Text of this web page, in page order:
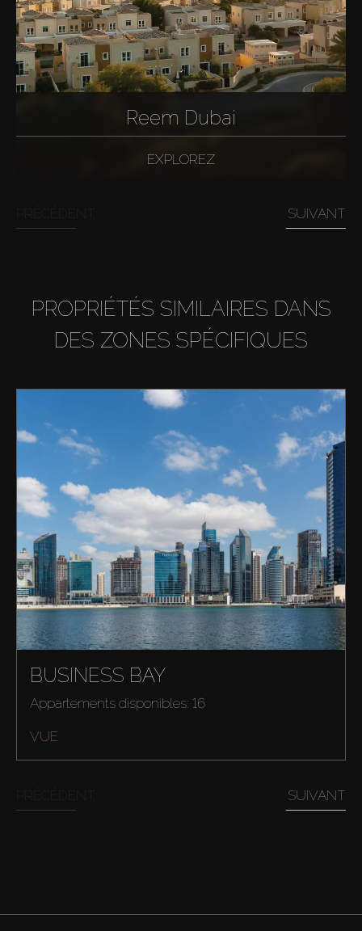
Reem Dubai
EXPLOREZ
SUIVANT
PROPRIÉTÉS SIMILAIRES DANS
DES ZONES SPÉCIFIQUES
BUSINESS BAY
Appartements disponibles: 16
VUE
SUIVANT